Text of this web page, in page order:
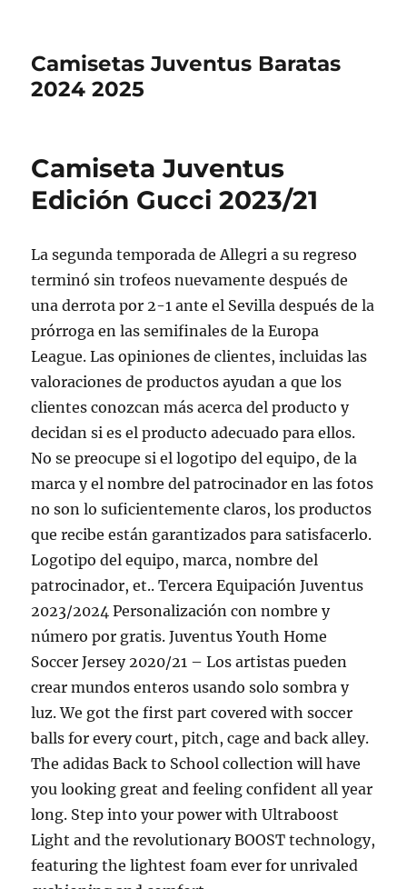
Camisetas Juventus Baratas
2024 2025
Camiseta Juventus
Edición Gucci 2023/21
La segunda temporada de Allegri a su regreso
terminó sin trofeos nuevamente después de
una derrota por 2-1 ante el Sevilla después de la
prórroga en las semifinales de la Europa
League. Las opiniones de clientes, incluidas las
valoraciones de productos ayudan a que los
clientes conozcan más acerca del producto y
decidan si es el producto adecuado para ellos.
No se preocupe si el logotipo del equipo, de la
marca y el nombre del patrocinador en las fotos
no son lo suficientemente claros, los productos
que recibe están garantizados para satisfacerlo.
Logotipo del equipo, marca, nombre del
patrocinador, et.. Tercera Equipación Juventus
2023/2024 Personalización con nombre y
número por gratis. Juventus Youth Home
Soccer Jersey 2020/21 – Los artistas pueden
crear mundos enteros usando solo sombra y
luz. We got the first part covered with soccer
balls for every court, pitch, cage and back alley.
The adidas Back to School collection will have
you looking great and feeling confident all year
long. Step into your power with Ultraboost
Light and the revolutionary BOOST technology,
featuring the lightest foam ever for unrivaled